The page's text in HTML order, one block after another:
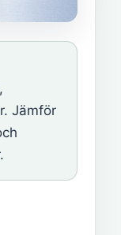
Jämför